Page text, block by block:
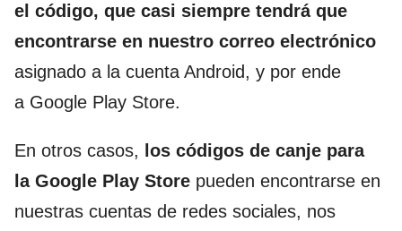
el código, que casi siempre tendrá que
encontrarse en nuestro correo electrónico
asignado a la cuenta Android, y por ende
a Google Play Store.
En otros casos,
los códigos de canje para
la Google Play Store pueden encontrarse en
nuestras cuentas de redes sociales, nos